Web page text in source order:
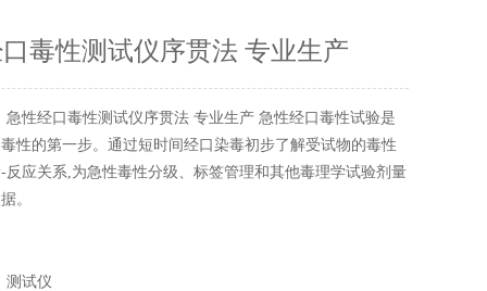
毒性测试仪序贯法 专业生产
急性经口毒性测试仪序贯法 专业生产 急性经口毒性试验是
性的第一步。通过短时间经口染毒初步了解受试物的毒性
反应关系,为急性毒性分级、标签管理和其他毒理学试验剂量
。
测试仪